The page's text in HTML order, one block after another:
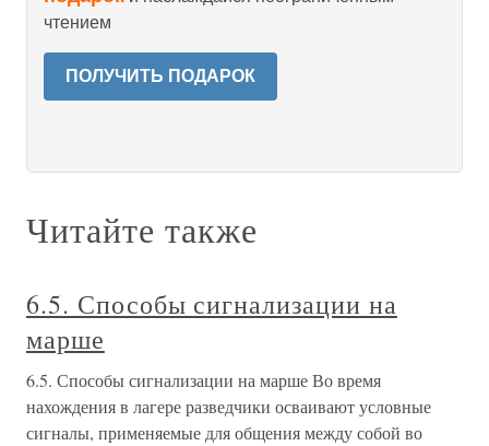
чтением
ПОЛУЧИТЬ ПОДАРОК
Читайте также
6.5. Способы сигнализации на
марше
6.5. Способы сигнализации на марше Во время
нахождения в лагере разведчики осваивают условные
сигналы, применяемые для общения между собой во